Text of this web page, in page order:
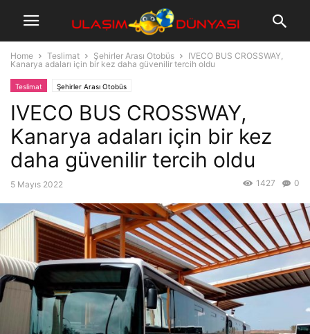
Home Teslimat Şehirler Arası Otobüs
IVECO BUS CROSSWAY,
Kanarya adaları için bir kez daha güvenilir tercih oldu
Teslimat Şehirler Arası Otobüs
IVECO BUS CROSSWAY,
Kanarya adaları için bir kez
daha güvenilir tercih oldu
5 Mayıs 2022 0
1427